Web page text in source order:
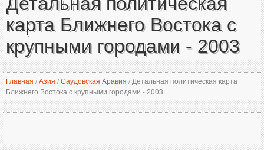
карта Ближнего Востока с
крупными городами - 2003
Главная /Азия /Саудовская Аравия /Детальная политическая карта
Ближнего Востока с крупными городами - 2003